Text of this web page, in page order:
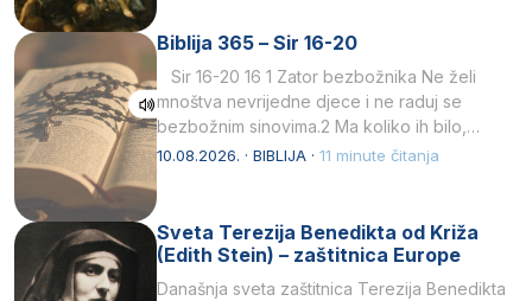
Biblija 365 – Sir 16-20
Sir 16-20 16 1 Zator bezbožnika Ne želi
mnoštva nevrijedne djece i ne raduj se
bezbožnim sinovima.2 Ma koliko ih bilo,…
10.08.2026. · BIBLIJA · 11 minute čitanja
Sveta Terezija Benedikta od Križa
(Edith Stein) – zaštitnica Europe
Današnja sveta zaštitnica Terezija Benedikta